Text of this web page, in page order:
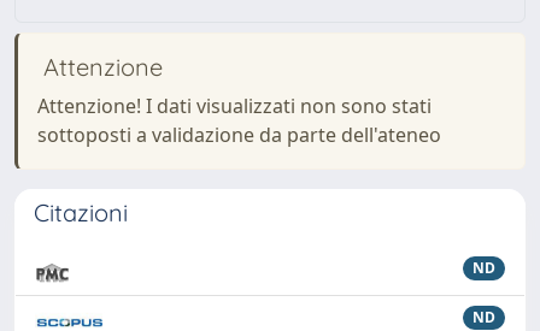
Attenzione
Attenzione! I dati visualizzati non sono stati
sottoposti a validazione da parte dell'ateneo
Citazioni
ND
ND